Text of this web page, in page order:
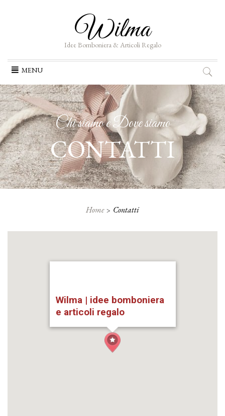
Wilma
Idee Bomboniera & Articoli Regalo
Skip
content
MENU
Chi siamo e Dove siamo
CONTATTI
Home Contatti
Wilma | idee bomboniera
e articoli regalo